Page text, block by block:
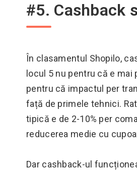
#5. Cashback
În clasamentul Shopilo,
locul 5 nu pentru că e mai
pentru că impactul per
față de primele tehnici.
tipică e de 2-10% per
reducerea medie cu
Dar cashback-ul